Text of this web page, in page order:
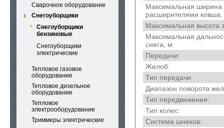
Сварочное оборудование
Снегоуборщики
Снегоуборщики
бензиновые
Снегоуборщики
электрические
Тепловое газовое
оборудование
Тепловое дизельное
оборудование
Тепловое
электрооборудование
Триммеры электрические
Максимальная ширина
расширителями
Максимальная высота
Максимальная
снега, м:
Передачи:
Желоб:
Тип передачи:
Диапазон поворота
Тип передвижения:
Тип колес:
Система шнеков: